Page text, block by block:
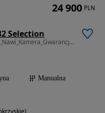
Selection
1199 cm3 • 82 KM • 2017r._1,2B_82KM_Nawi_Kamera_Gwarancja_12m.
Manualna
24 900 PLN